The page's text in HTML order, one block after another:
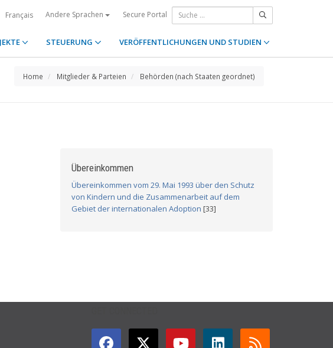
Français Andere Sprachen Secure Portal
STEUERUNG VERÖFFENTLICHUNGEN UND STUDIEN
Home Mitglieder & Parteien Behörden (nach Staaten geordnet)
Übereinkommen
Übereinkommen vom 29. Mai 1993 über den Schutz
von Kindern und die Zusammenarbeit auf dem
Gebiet der internationalen Adoption [33]